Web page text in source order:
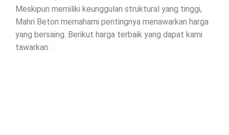
Meskipun memiliki keunggulan struktural yang tinggi,
Mahri Beton memahami pentingnya menawarkan harga
yang bersaing. Berikut harga terbaik yang dapat kami
tawarkan :